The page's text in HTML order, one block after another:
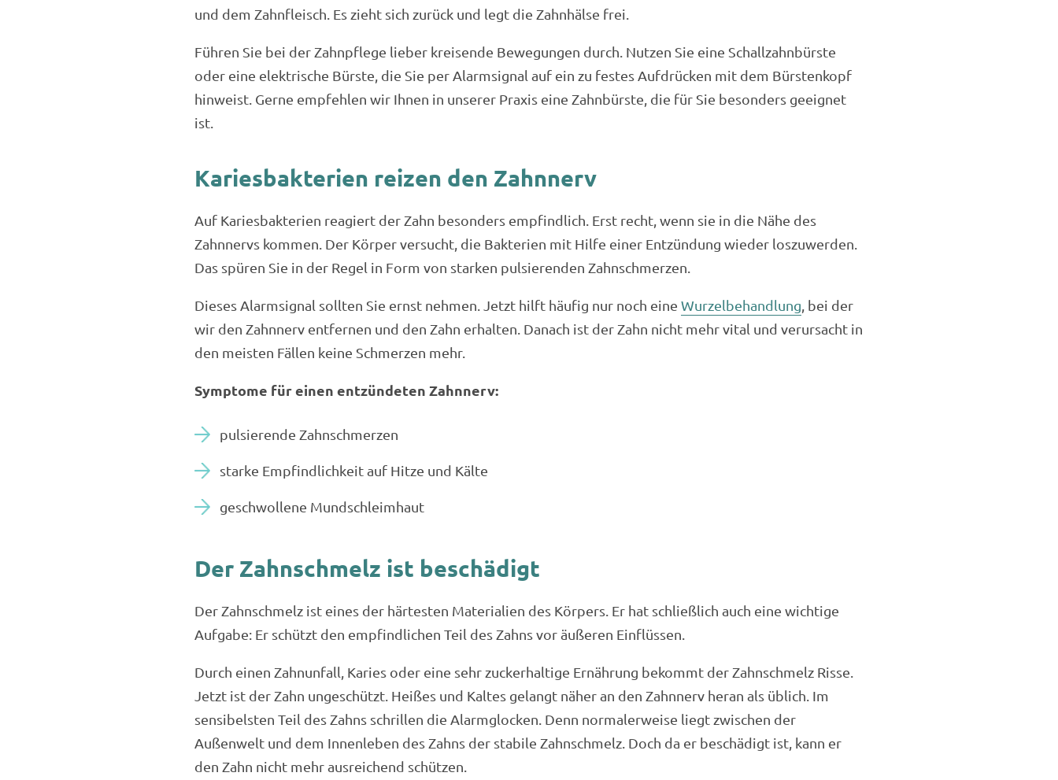
und dem Zahnfleisch. Es zieht sich zurück und legt die Zahnhälse frei.
Führen Sie bei der Zahnpflege lieber kreisende Bewegungen durch. Nutzen Sie eine Schallzahnbürste
oder eine elektrische Bürste, die Sie per Alarmsignal auf ein zu festes Aufdrücken mit dem Bürstenkopf
hinweist. Gerne empfehlen wir Ihnen in unserer Praxis eine Zahnbürste, die für Sie besonders geeignet
ist.
Kariesbakterien reizen den Zahnnerv
Auf Kariesbakterien reagiert der Zahn besonders empfindlich. Erst recht, wenn sie in die Nähe des
Zahnnervs kommen. Der Körper versucht, die Bakterien mit Hilfe einer Entzündung wieder loszuwerden.
Das spüren Sie in der Regel in Form von starken pulsierenden Zahnschmerzen.
Dieses Alarmsignal sollten Sie ernst nehmen. Jetzt hilft häufig nur noch eine Wurzelbehandlung, bei der
wir den Zahnnerv entfernen und den Zahn erhalten. Danach ist der Zahn nicht mehr vital und verursacht in
den meisten Fällen keine Schmerzen mehr.
Symptome für einen entzündeten Zahnnerv:
pulsierende Zahnschmerzen
starke Empfindlichkeit auf Hitze und Kälte
geschwollene Mundschleimhaut
Der Zahnschmelz ist beschädigt
Der Zahnschmelz ist eines der härtesten Materialien des Körpers. Er hat schließlich auch eine wichtige
Aufgabe: Er schützt den empfindlichen Teil des Zahns vor äußeren Einflüssen.
Durch einen Zahnunfall, Karies oder eine sehr zuckerhaltige Ernährung bekommt der Zahnschmelz Risse.
Jetzt ist der Zahn ungeschützt. Heißes und Kaltes gelangt näher an den Zahnnerv heran als üblich. Im
sensibelsten Teil des Zahns schrillen die Alarmglocken. Denn normalerweise liegt zwischen der
Außenwelt und dem Innenleben des Zahns der stabile Zahnschmelz. Doch da er beschädigt ist, kann er
den Zahn nicht mehr ausreichend schützen.